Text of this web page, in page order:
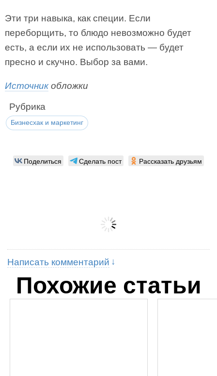
Эти три навыка, как специи. Если
переборщить, то блюдо невозможно будет
есть, а если их не использовать — будет
пресно и скучно. Выбор за вами.
Источникобложки
Рубрика
Бизнесхак и маркетинг
Поделиться Сделать пост Рассказать друзьям
Написать комментарий
Похожие статьи